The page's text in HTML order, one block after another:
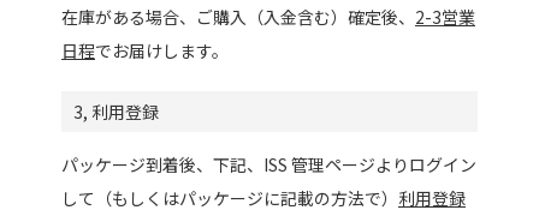
在庫がある場合、ご購入（入金含む）確定後、 2-3営業
日程でお届けします。
3, 利用登録
パッケージ到着後、下記、ISS 管理ページよりログイン
して（もしくはパッケージに記載の方法で） 利用登録